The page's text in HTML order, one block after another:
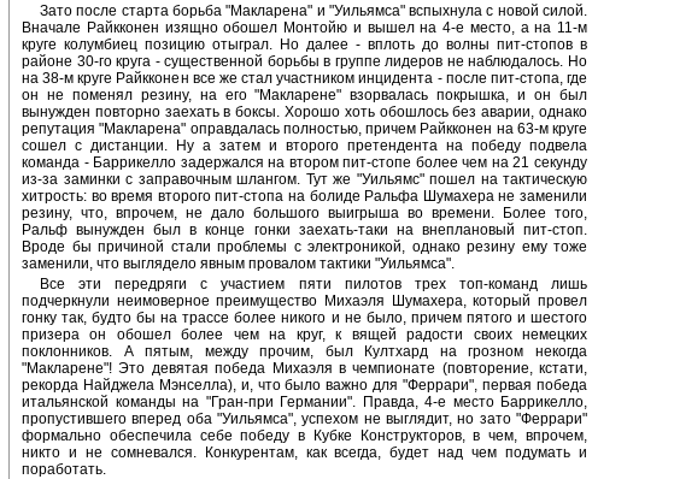
Зато после старта борьба "Макларена" и "Уильямса" вспыхнула с новой силой.
Вначале Райкконен изящно обошел Монтойю и вышел на 4-е место, а на 11-м
круге колумбиец позицию отыграл. Но далее - вплоть до волны пит-стопов в
районе 30-го круга - существенной борьбы в группе лидеров не наблюдалось. Но
на 38-м круге Райкконен все же стал участником инцидента - после пит-стопа, где
он не поменял резину, на его "Макларене" взорвалась покрышка, и он был
вынужден повторно заехать в боксы. Хорошо хоть обошлось без аварии, однако
репутация "Макларена" оправдалась полностью, причем Райкконен на 63-м круге
сошел с дистанции. Ну а затем и второго претендента на победу подвела
команда - Баррикелло задержался на втором пит-стопе более чем на 21 секунду
из-за заминки с заправочным шлангом. Тут же "Уильямс" пошел на тактическую
хитрость: во время второго пит-стопа на болиде Ральфа Шумахера не заменили
резину, что, впрочем, не дало большого выигрыша во времени. Более того,
Ральф вынужден был в конце гонки заехать-таки на внеплановый пит-стоп.
Вроде бы причиной стали проблемы с электроникой, однако резину ему тоже
заменили, что выглядело явным провалом тактики "Уильямса".
Все эти передряги с участием пяти пилотов трех топ-команд лишь
подчеркнули неимоверное преимущество Михаэля Шумахера, который провел
гонку так, будто бы на трассе более никого и не было, причем пятого и шестого
призера он обошел более чем на круг, к вящей радости своих немецких
поклонников. А пятым, между прочим, был Култхард на грозном некогда
"Макларене"! Это девятая победа Михаэля в чемпионате (повторение, кстати,
рекорда Найджела Мэнселла), и, что было важно для "Феррари", первая победа
итальянской команды на "Гран-при Германии". Правда, 4-е место Баррикелло,
пропустившего вперед оба "Уильямса", успехом не выглядит, но зато "Феррари"
формально обеспечила себе победу в Кубке Конструкторов, в чем, впрочем,
никто и не сомневался. Конкурентам, как всегда, будет над чем подумать и
поработать.